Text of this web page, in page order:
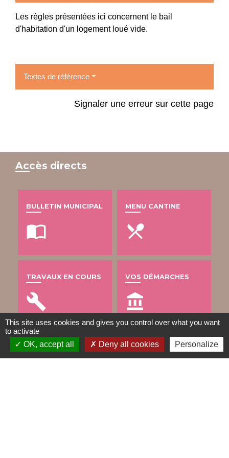
Les règles présentées ici concernent le bail
d'habitation d'un logement loué vide.
Textes de référence
Signaler une erreur sur cette page
Accès directs
BULLETIN MUNICIPAL
import_contacts
MENU CANTINE
local_dining
TRAVAUX EN COURS
build
VOS DÉMARCHES
account_balance
DÉCHETS
This site uses cookies and gives you control over what you want
to activate
OK, accept all
Deny all cookies Personalize